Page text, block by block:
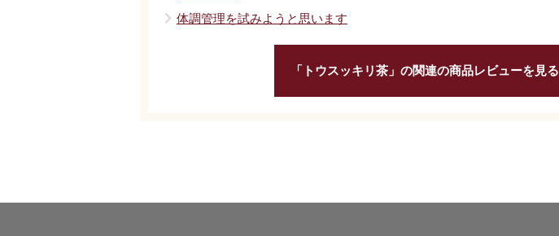
体調管理を試みようと思います
「トウスッキリ茶」の関連の商品レビューを見る